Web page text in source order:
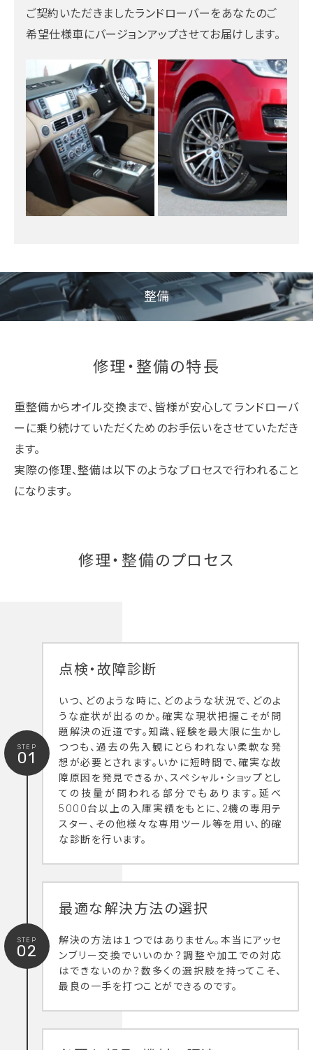
ご契約いただきましたランドローバーをあなたのご
希望仕様車にバージョンアップさせてお届けします。
整備
修理・整備の特長
重整備からオイル交換まで、皆様が安心してランドローバ
ーに乗り続けていただくためのお手伝いをさせていただき
ます。
実際の修理、整備は以下のようなプロセスで行われること
になります。
修理・整備のプロセス
STEP
01
点検・故障診断
いつ、どのような時に、どのような状況で、どのよ
うな症状が出るのか。確実な現状把握こそが問
題解決の近道です。知識、経験を最大限に生かし
つつも、過去の先入観にとらわれない柔軟な発
想が必要とされます。いかに短時間で、確実な故
障原因を発見できるか、スペシャル・ショップとし
ての技量が問われる部分でもあります。延べ
5000台以上の入庫実績をもとに、2機の専用テ
スター、その他様々な専用ツール等を用い、的確
な診断を行います。
STEP
02
最適な解決方法の選択
解決の方法は１つではありません。本当にアッセ
ンブリー交換でいいのか？調整や加工での対応
はできないのか？数多くの選択肢を持ってこそ、
最良の一手を打つことができるのです。